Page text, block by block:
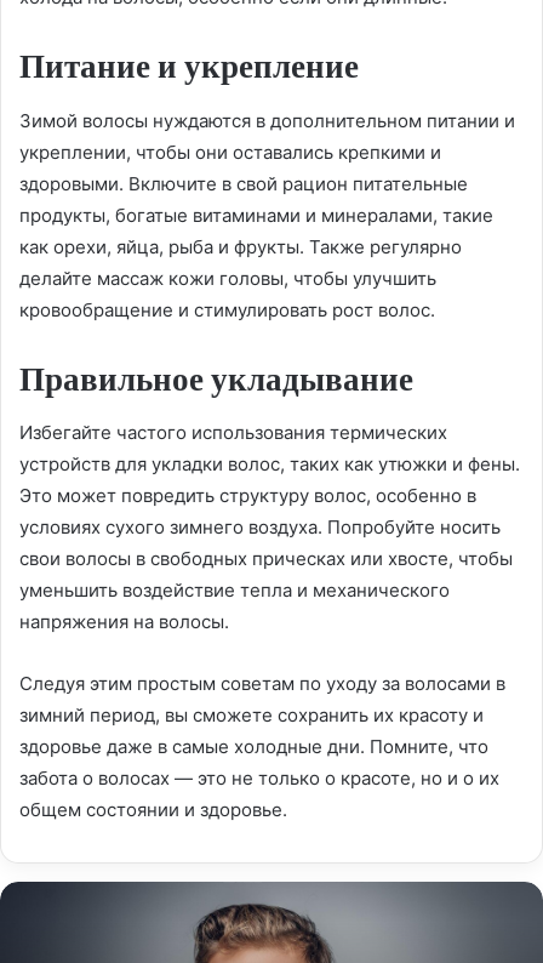
Питание и укрепление
Зимой волосы нуждаются в дополнительном питании и
укреплении, чтобы они оставались крепкими и
здоровыми. Включите в свой рацион питательные
продукты, богатые витаминами и минералами, такие
как орехи, яйца, рыба и фрукты. Также регулярно
делайте массаж кожи головы, чтобы улучшить
кровообращение и стимулировать рост волос.
Правильное укладывание
Избегайте частого использования термических
устройств для укладки волос, таких как утюжки и фены.
Это может повредить структуру волос, особенно в
условиях сухого зимнего воздуха. Попробуйте носить
свои волосы в свободных прическах или хвосте, чтобы
уменьшить воздействие тепла и механического
напряжения на волосы.
Следуя этим простым советам по уходу за волосами в
зимний период, вы сможете сохранить их красоту и
здоровье даже в самые холодные дни. Помните, что
забота о волосах — это не только о красоте, но и о их
общем состоянии и здоровье.